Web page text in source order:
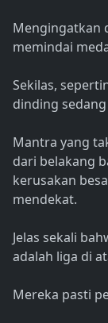
Mengingatkan
memindai
Sekilas,
dinding
Mantra yang
dari belakang
kerusakan
mendekat.
Jelas sekali
adalah liga di
Mereka pasti